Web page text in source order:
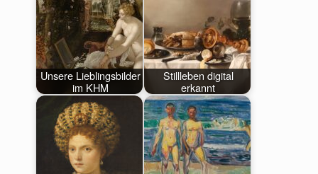
Unsere Lieblingsbilder
im KHM
Stillleben digital
erkannt